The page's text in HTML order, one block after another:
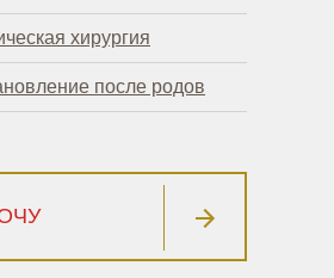
хирургия
после родов